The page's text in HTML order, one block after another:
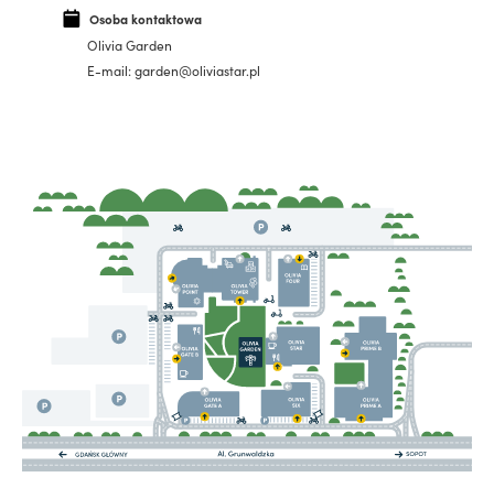
Osoba kontaktowa
Olivia Garden
E-mail: garden@oliviastar.pl